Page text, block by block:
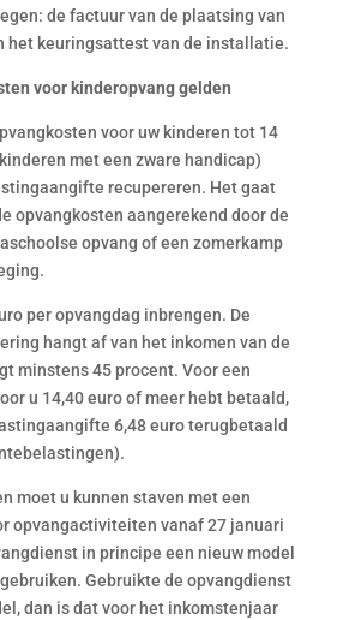
de factuur van de plaatsing van
het keuringsattest van de installatie.
voor kinderopvang gelden
voor uw kinderen tot 14
met een zware handicap)
recupereren. Het gaat
opvangkosten aangerekend door de
opvang of een zomerkamp
per opvangdag inbrengen. De
hangt af van het inkomen van de
minstens 45 procent. Voor een
u 14,40 euro of meer hebt betaald,
6,48 euro terugbetaald
moet u kunnen staven met een
opvangactiviteiten vanaf 27 januari
in principe een nieuw model
Gebruikte de opvangdienst
dan is dat voor het inkomstenjaar